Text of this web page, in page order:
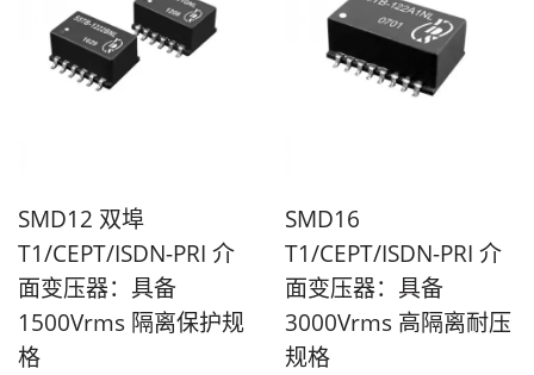
SMD12 双埠
T1/CEPT/ISDN-PRI 介
面变压器：具备
1500Vrms 隔离保护规
格
SMD16
T1/CEPT/ISDN-PRI 介
面变压器：具备
3000Vrms 高隔离耐压
规格